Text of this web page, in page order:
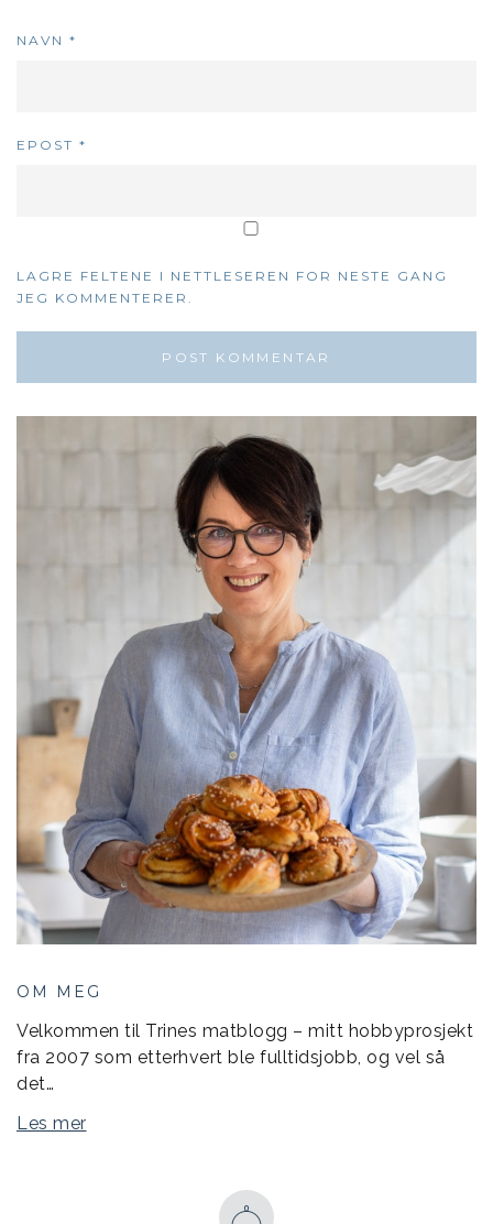
NAVN *
EPOST *
LAGRE FELTENE I NETTLESEREN FOR NESTE GANG
JEG KOMMENTERER.
OM MEG
Velkommen til Trines matblogg – mitt hobbyprosjekt
fra 2007 som etterhvert ble fulltidsjobb, og vel så
det…
Les mer